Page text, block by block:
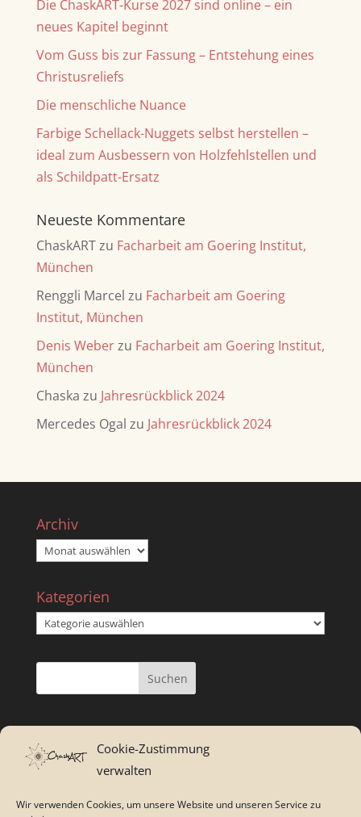
Cookie-Zustimmung
verwalten
Wir verwenden Cookies, um unsere Website und unseren Service zu
:
Die ChaskART-Kurse 2027 sind online – ein
neues Kapitel beginnt
Vom Guss bis zur Fassung – Entstehung eines
Christusreliefs
Die menschliche Nuance
Farbige Schellack-Nuggets selbst herstellen –
ideal zum Ausbessern von Holzfehlstellen und
als Schildpatt-Ersatz
Neueste Kommentare
ChaskARTzu Facharbeit am Goering Institut,
München
Renggli Marcel zu Facharbeit am Goering
Institut, München
Denis Weberzu Facharbeit am Goering Institut,
München
Chaska zu Jahresrückblick 2024
Mercedes Ogal zu Jahresrückblick 2024
Archiv
Archiv
Kategorien
Kategorien